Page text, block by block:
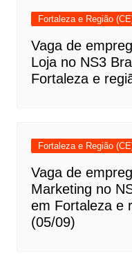
Fortaleza e Região
Vaga de
Loja no NS3
Fortaleza e
Fortaleza e Região
Vaga de
Marketing no
em Fortaleza e
(05/09)